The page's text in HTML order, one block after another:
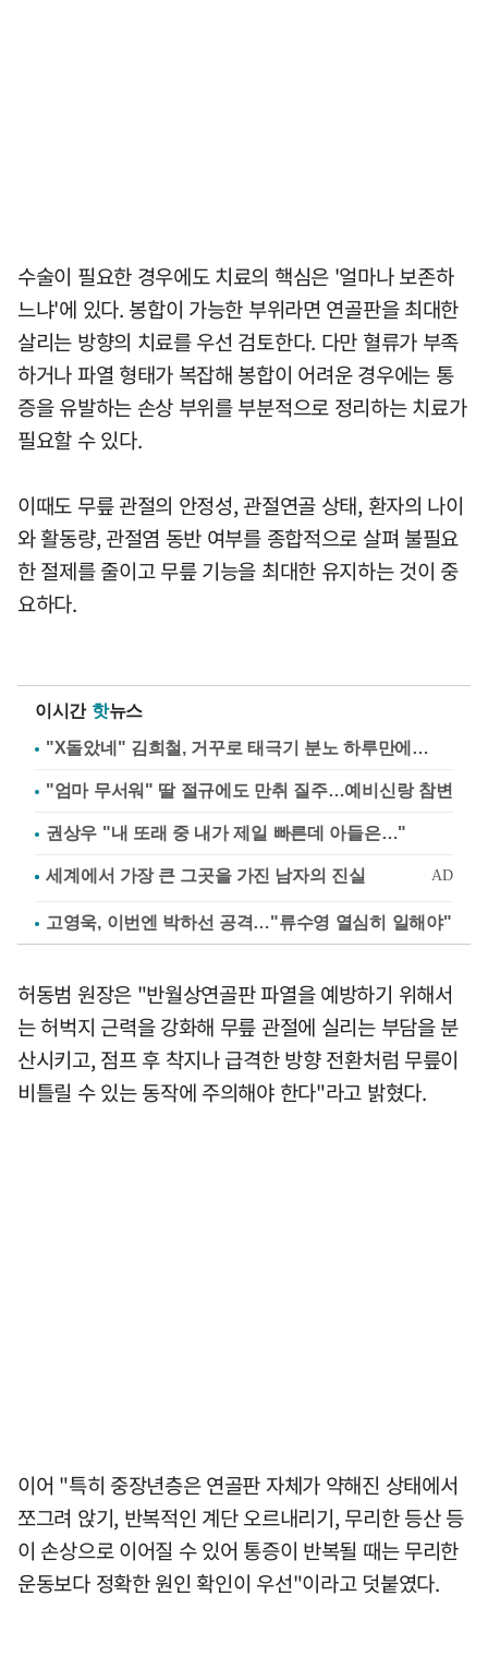
수술이 필요한 경우에도 치료의 핵심은 '얼마나 보존하
느냐'에 있다. 봉합이 가능한 부위라면 연골판을 최대한
살리는 방향의 치료를 우선 검토한다. 다만 혈류가 부족
하거나 파열 형태가 복잡해 봉합이 어려운 경우에는 통
증을 유발하는 손상 부위를 부분적으로 정리하는 치료가
필요할 수 있다.
이때도 무릎 관절의 안정성, 관절연골 상태, 환자의 나이
와 활동량, 관절염 동반 여부를 종합적으로 살펴 불필요
한 절제를 줄이고 무릎 기능을 최대한 유지하는 것이 중
요하다.
이시간 핫뉴스
"X돌았네" 김희철, 거꾸로 태극기 분노 하루만에…
"엄마 무서워" 딸 절규에도 만취 질주…예비신랑 참변
권상우 "내 또래 중 내가 제일 빠른데 아들은…"
고영욱, 이번엔 박하선 공격…"류수영 열심히 일해야"
허동범 원장은 "반월상연골판 파열을 예방하기 위해서
는 허벅지 근력을 강화해 무릎 관절에 실리는 부담을 분
산시키고, 점프 후 착지나 급격한 방향 전환처럼 무릎이
비틀릴 수 있는 동작에 주의해야 한다"라고 밝혔다.
이어 "특히 중장년층은 연골판 자체가 약해진 상태에서
쪼그려 앉기, 반복적인 계단 오르내리기, 무리한 등산 등
이 손상으로 이어질 수 있어 통증이 반복될 때는 무리한
운동보다 정확한 원인 확인이 우선"이라고 덧붙였다.